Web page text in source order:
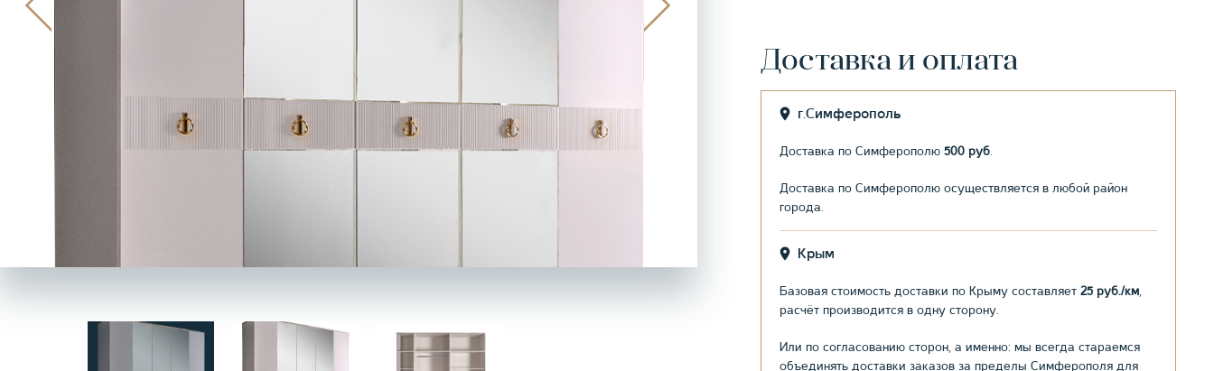
Доставка и оплата
г.Симферополь
Доставка по Симферополю 500 руб
Доставка по Симферополю осуществляется в любой район
города.
Крым
Базовая стоимость доставки по Крыму составляет 25 руб./км
расчёт производится в одну сторону.
Или по согласованию сторон, а именно: мы всегда стараемся
объединять доставки заказов за пределы Симферополя для